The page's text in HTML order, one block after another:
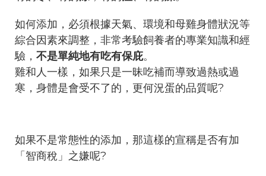
如何添加，必須根據天氣、環境和母雞身體狀況等
綜合因素來調整，非常考驗飼養者的專業知識和經
驗， 不是單純地有吃有保庇。
雞和人一樣，如果只是一昧吃補而導致過熱或過
寒，身體是會受不了的，更何況蛋的品質呢?
如果不是常態性的添加，那這樣的宣稱是否有加
「智商稅」之嫌呢?